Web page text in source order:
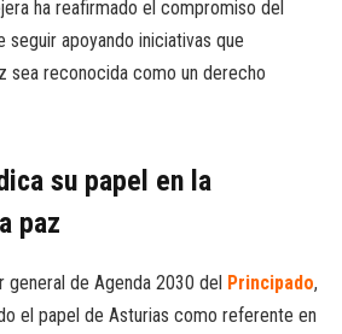
ha reafirmado el compromiso del
seguir apoyando iniciativas que
sea reconocida como un derecho
su papel en la
paz
de Agenda 2030 del Principado,
el papel de Asturias como referente en